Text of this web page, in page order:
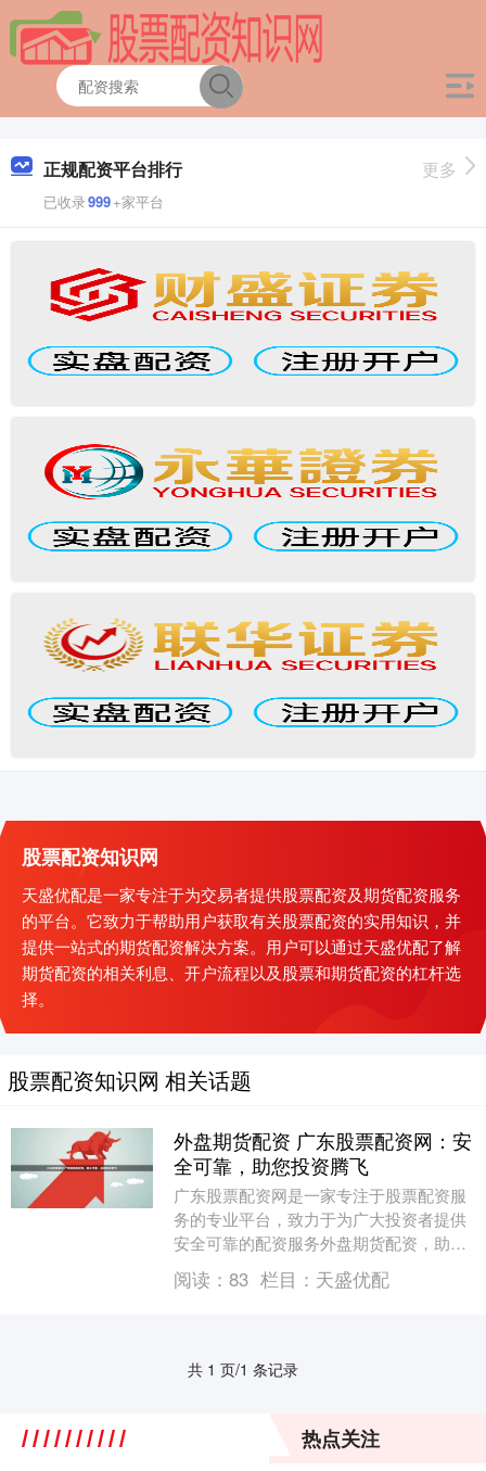
正规配资平台排行
已收录999+家平台
更多
股票配资知识网
天盛优配是一家专注于为交易者提供股票配资及期货配资服务
的平台。它致力于帮助用户获取有关股票配资的实用知识，并
提供一站式的期货配资解决方案。用户可以通过天盛优配了解
期货配资的相关利息、开户流程以及股票和期货配资的杠杆选
择。
股票配资知识网 相关话题
外盘期货配资 广东股票配资网：安
全可靠，助您投资腾飞
广东股票配资网是一家专注于股票配资服
务的专业平台，致力于为广大投资者提供
安全可靠的配资服务外盘期货配资，助力
投资腾飞。 * **资金放大：**杠杆比例最高
可达1....
阅读： 83 栏目： 天盛优配
共 1 页/1 条记录
热点关注